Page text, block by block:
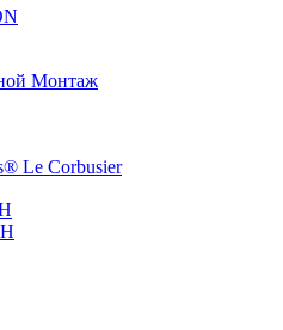
Монтаж
Le Corbusier